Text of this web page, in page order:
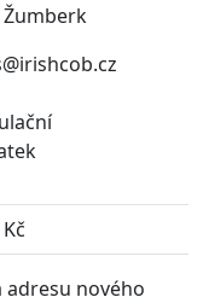
Žumberk
adresu nového